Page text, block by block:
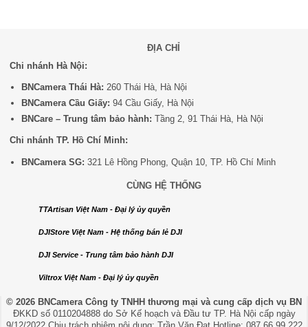
ĐỊA CHỈ
Chi nhánh Hà Nội:
BNCamera Thái Hà: 260 Thái Hà, Hà Nội
BNCamera Cầu Giấy: 94 Cầu Giấy, Hà Nội
BNCare – Trung tâm bảo hành: Tầng 2, 91 Thái Hà, Hà Nội
Chi nhánh TP. Hồ Chí Minh:
BNCamera SG: 321 Lê Hồng Phong, Quận 10, TP. Hồ Chí Minh
CÙNG HỆ THỐNG
TTArtisan Việt Nam - Đại lý ủy quyền
DJIStore Việt Nam - Hệ thống bán lẻ DJI
DJI Service - Trung tâm bảo hành DJI
Viltrox Việt Nam - Đại lý ủy quyền
© 2026 BNCamera Công ty TNHH thương mại và cung cấp dịch vụ BN
ĐKKD số 0110204888 do Sở Kế hoạch và Đầu tư TP. Hà Nội cấp ngày